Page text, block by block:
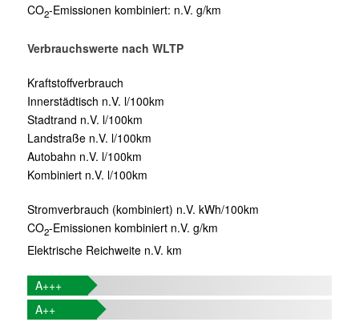
CO2-Emissionen kombiniert: n.V. g/km
Verbrauchswerte nach WLTP
Kraftstoffverbrauch
Innerstädtisch n.V. l/100km
Stadtrand n.V. l/100km
Landstraße n.V. l/100km
Autobahn n.V. l/100km
Kombiniert n.V. l/100km
Stromverbrauch (kombiniert) n.V. kWh/100km
CO2-Emissionen kombiniert n.V. g/km
Elektrische Reichweite n.V. km
A+++
A++